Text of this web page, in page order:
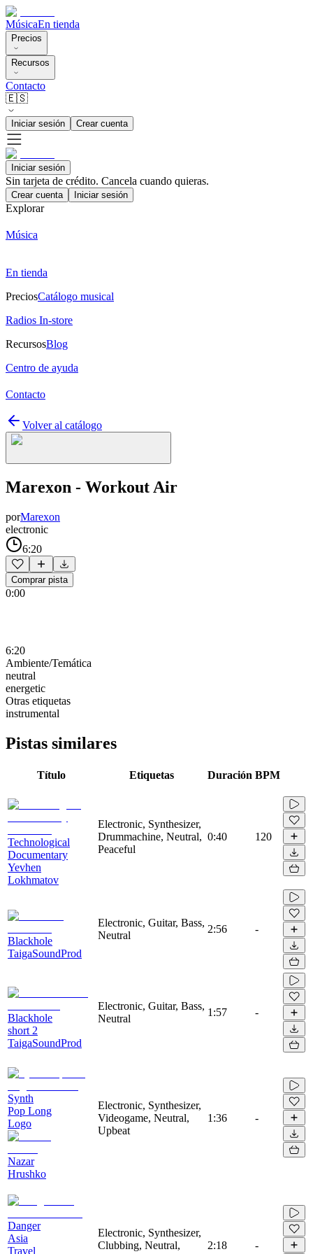
MúsicaEn tienda
Precios
Recursos
Contacto
🇪🇸
Iniciar sesión Crear cuenta
Iniciar sesión
Sin tarjeta de crédito. Cancela cuando quieras.
Crear cuenta Iniciar sesión
Explorar
Música
En tienda
PreciosCatálogo musical
Radios In-store
RecursosBlog
Centro de ayuda
Contacto
Volver al catálogo
Marexon - Workout Air
porMarexon
electronic
6:20
Comprar pista
0:00
6:20
Ambiente/Temática
neutral
energetic
Otras etiquetas
instrumental
Pistas similares
Título Etiquetas Duración BPM
Technological
Documentary
Yevhen
Lokhmatov
Electronic, Synthesizer,
Drummachine, Neutral,
Peaceful
0:40 120
Blackhole
TaigaSoundProd
Electronic, Guitar, Bass,
Neutral
2:56 -
Blackhole
short 2
TaigaSoundProd
Electronic, Guitar, Bass,
Neutral
1:57 -
Synth
Pop Long
Logo
Nazar
Hrushko
Electronic, Synthesizer,
Videogame, Neutral,
Upbeat
1:36 -
Danger
Asia
Travel
Electronic, Synthesizer,
Clubbing, Neutral,
2:18 -